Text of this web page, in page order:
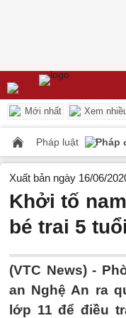
Mới nhất Xem
Pháp luật Pháp
Xuất bản ngày 16/06/
Khởi tố
bé trai 5
(VTC News) -
an Nghệ An ra
lớp 11 để điều